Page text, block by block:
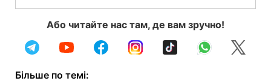
Або читайте нас там, де вам зручно!
Більше по темі: